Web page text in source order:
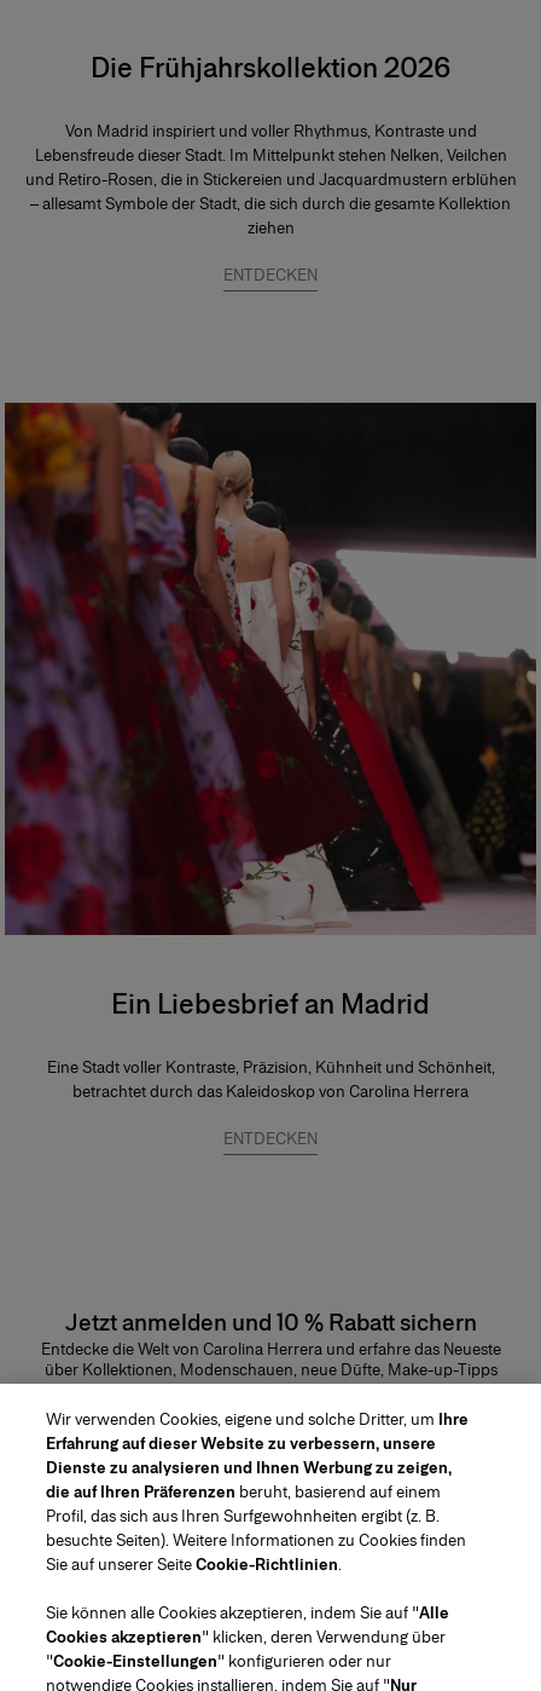
Die Frühjahrskollektion 2026
Von Madrid inspiriert und voller Rhythmus, Kontraste und
Lebensfreude dieser Stadt. Im Mittelpunkt stehen Nelken, Veilchen
und Retiro-Rosen, die in Stickereien und Jacquardmustern erblühen
– allesamt Symbole der Stadt, die sich durch die gesamte Kollektion
ziehen
ENTDECKEN
Ein Liebesbrief an Madrid
Eine Stadt voller Kontraste, Präzision, Kühnheit und Schönheit,
betrachtet durch das Kaleidoskop von Carolina Herrera
ENTDECKEN
Jetzt anmelden und 10 % Rabatt sichern
Entdecke die Welt von Carolina Herrera und erfahre das Neueste
über Kollektionen, Modenschauen, neue Düfte, Make-up-Tipps
und vieles mehr.
E-Mail-Adresse
ABSENDEN
Kundenservice
Geschäft finden Kontaktiere uns
Wir verwenden Cookies, eigene und solche Dritter, um Ihre
Erfahrung auf dieser Website zu verbessern, unsere
Dienste zu analysieren und Ihnen Werbung zu zeigen,
die auf Ihren Präferenzen beruht, basierend auf einem
Profil, das sich aus Ihren Surfgewohnheiten ergibt (z. B.
besuchte Seiten). Weitere Informationen zu Cookies finden
Sie auf unserer SeiteCookie-Richtlinien.
Sie können alle Cookies akzeptieren, indem Sie auf "Alle
Cookies akzeptieren" klicken, deren Verwendung über
"Cookie-Einstellungen" konfigurieren oder nur
notwendige Cookies installieren, indem Sie auf "Nur